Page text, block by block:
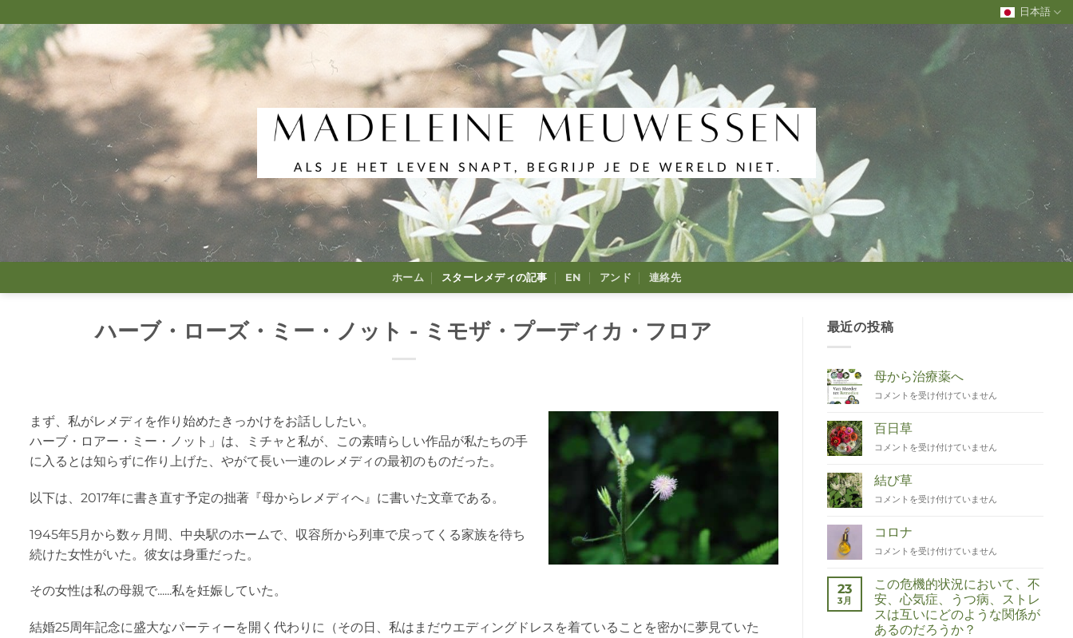
to
content
日本語
ホーム スターレメディの記事 EN アンド 連絡先
ハーブ・ローズ・ミー・ノット - ミモザ・プーディカ・フロア
まず、私がレメディを作り始めたきっかけをお話ししたい。
ハーブ・ロアー・ミー・ノット」は、ミチャと私が、この素晴らしい作品が私たちの手
に入るとは知らずに作り上げた、やがて長い一連のレメディの最初のものだった。
以下は、2017年に書き直す予定の拙著『母からレメディへ』に書いた文章である。
1945年5月から数ヶ月間、中央駅のホームで、収容所から列車で戻ってくる家族を待ち
続けた女性がいた。彼女は身重だった。
その女性は私の母親で......私を妊娠していた。
結婚25周年記念に盛大なパーティーを開く代わりに（その日、私はまだウエディングドレスを着ていることを密かに夢見ていた
最近の投稿
母から治療薬へ
Van
tot
Remedies
は
コメントを受け付けていません
百日草
Zinnia
コメントを受け付けていません
結び草
Duizendknoop
コメントを受け付けていません
コロナ
Corona
コメントを受け付けていません
23
3月
この危機的状況において、不
安、心気症、うつ病、ストレ
スは互いにどのような関係が
あるのだろうか？